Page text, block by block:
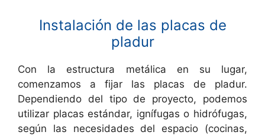
Instalación de las placas de
pladur
Con la estructura metálica en su lugar,
comenzamos a fijar las placas de pladur.
Dependiendo del tipo de proyecto, podemos
utilizar placas estándar, ignífugas o hidrófugas,
según las necesidades del espacio (cocinas,